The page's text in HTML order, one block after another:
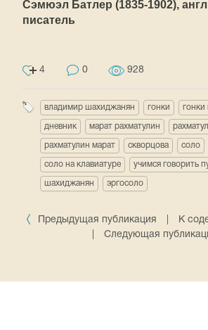
Сэмюэл Батлер (1835-1902),
писатель
4 0 928
владимир шахиджанян гонки гонки
дневник марат рахматулин
рахматулин марат скворцова соло
соло на клавиатуре учимся говорить
шахиджанян эргосоло
Предыдущая публикация
К
Следующая